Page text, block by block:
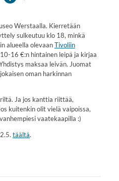
Werstaalla. Kierretään
sulkeutuu klo 18, minkä
alueella olevaanTivoliin
16 €:n hintainen leipä ja kirjaa
maksaa leivän. Juomat
oman harkinnan
Ja jos kanttia riittää,
kuitenkin olit vielä vaipoissa,
vaatekaapilla :)
täältä.